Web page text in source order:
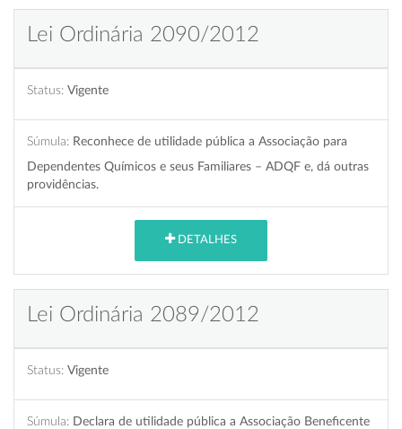
Lei Ordinária 2090/2012
Status: Vigente
Súmula: Reconhece de utilidade pública a Associação para
Dependentes Químicos e seus Familiares – ADQF e, dá outras
providências.
DETALHES
Lei Ordinária 2089/2012
Status: Vigente
Súmula: Declara de utilidade pública a Associação Beneficente